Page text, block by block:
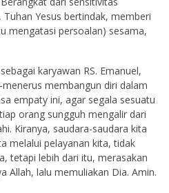
Yesus bertindak, memberi
mengatasi persoalan) sesama,
karyawan RS. Emanuel,
membangun diri dalam
empaty ini, agar segala sesuatu
orang sungguh mengalir dari
Kiranya, saudara-saudara kita
melalui pelayanan kita, tidak
tetapi lebih dari itu, merasakan
Allah, lalu memuliakan Dia. Amin.